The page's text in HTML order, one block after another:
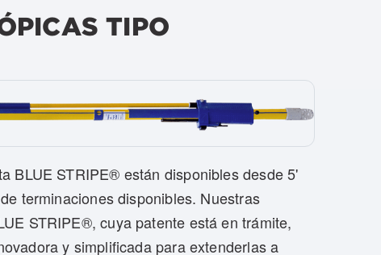
TIPO
BLUE STRIPE® están disponibles desde 5'
terminaciones disponibles. Nuestras
STRIPE®, cuya patente está en trámite,
y simplificada para extenderlas a